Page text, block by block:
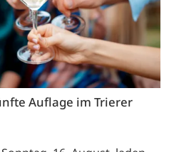
Auflage im Trierer